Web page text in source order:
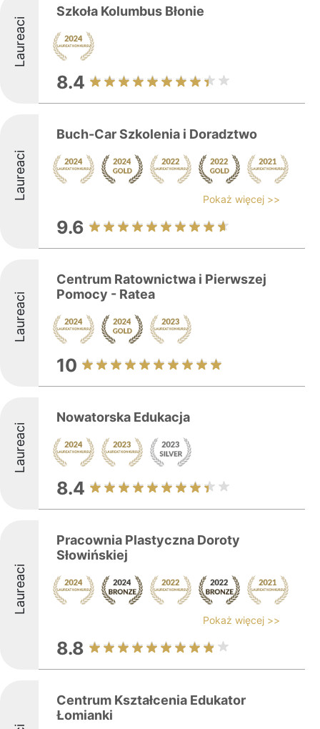
Laureaci
Szkoła Kolumbus Błonie
8.4
Laureaci
Buch-Car Szkolenia i Doradztwo
Pokaż więcej >>
9.6
Laureaci
Centrum Ratownictwa i Pierwszej
Pomocy - Ratea
10
Laureaci
Nowatorska Edukacja
8.4
Laureaci
Pracownia Plastyczna Doroty
Słowińskiej
Pokaż więcej >>
8.8
Centrum Kształcenia Edukator
Łomianki